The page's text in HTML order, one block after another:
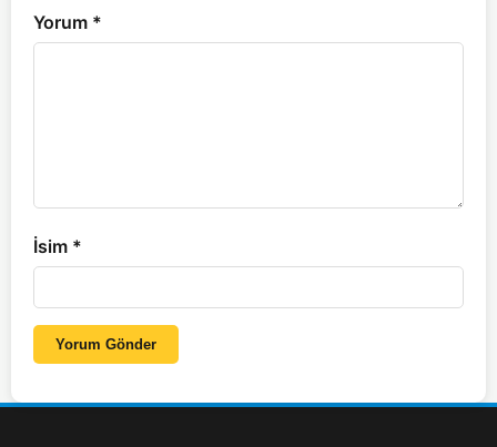
Yorum *
İsim *
Yorum Gönder